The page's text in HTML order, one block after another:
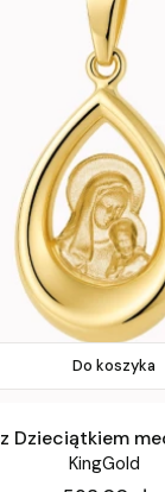
Do koszyka
Dzieciątkiem
KingGold